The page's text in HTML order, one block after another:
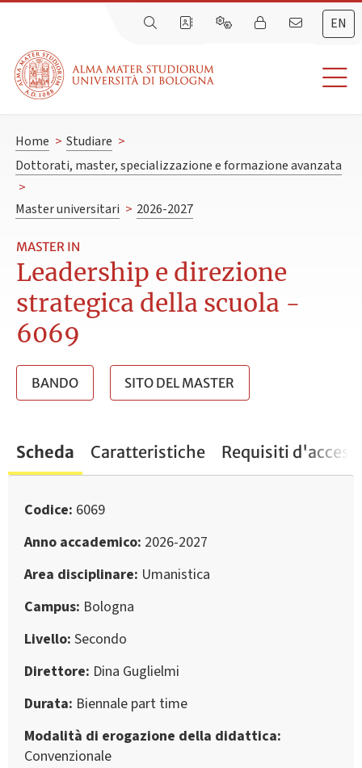
EN
Home > Studiare >
Dottorati, master, specializzazione e formazione avanzata
>
Master universitari > 2026-2027
MASTER IN
Leadership e direzione
strategica della scuola -
6069
BANDO SITO DEL MASTER
Scheda Caratteristiche Requisiti
Codice 6069
Anno accademico 2026-2027
Area disciplinare Umanistica
Campus Bologna
Livello Secondo
Direttore Dina Guglielmi
Durata Biennale part time
Modalità di erogazione della didattica
Convenzionale